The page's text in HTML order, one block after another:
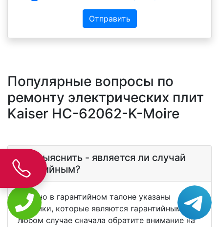
Отправить
Популярные вопросы по
ремонту электрических плит
Kaiser HC-62062-K-Moire
Как выяснить - является ли случай
гаратийным?
Обычно в гарантийном талоне указаны
поломки, которые являются гарантийными. В
любом случае сначала обратите внимание на